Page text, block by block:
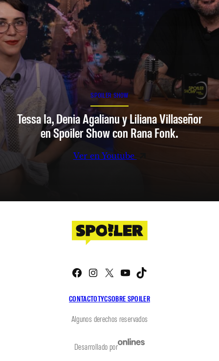
SPOILER SHOW
Tessa Ia, Denia Agalianu y Liliana Villaseñor
en Spoiler Show con Rana Fonk.
Ver en Youtube
CONTACTOTYCSOBRE SPOILER
Facebook
Instagram
X YouTube
Algunos derechos reservados
Desarrollado por